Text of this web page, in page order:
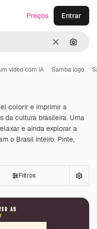
Limpar
Preços Entrar
vídeo com IA Samba logo
colorir e imprimir a
da cultura brasileira. Uma
e ainda explorar a
o Brasil inteiro. Pinte,
Filtros